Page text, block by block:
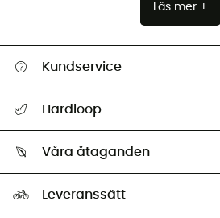
Läs mer +
Kundservice
Retur & återbetalning
Hardloop
Ambassadörer
Våra åtaganden
Leveranssätt